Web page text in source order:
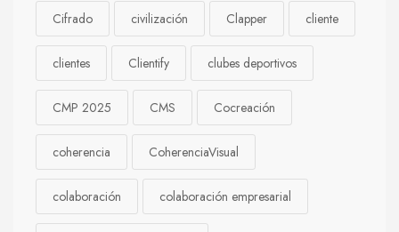
Cifrado civilización Clapper cliente
clientes Clientify clubes deportivos
CMP 2025 CMS Cocreación
coherencia CoherenciaVisual
colaboración colaboración empresarial